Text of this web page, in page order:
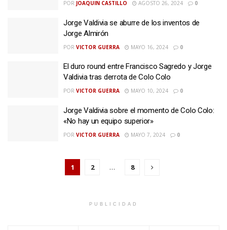
POR JOAQUIN CASTILLO AGOSTO 26, 2024 0
Jorge Valdivia se aburre de los inventos de
Jorge Almirón
POR VICTOR GUERRA MAYO 16, 2024 0
El duro round entre Francisco Sagredo y Jorge
Valdivia tras derrota de Colo Colo
POR VICTOR GUERRA MAYO 10, 2024 0
Jorge Valdivia sobre el momento de Colo Colo:
«No hay un equipo superior»
POR VICTOR GUERRA MAYO 7, 2024 0
1 2 … 8
PUBLICIDAD